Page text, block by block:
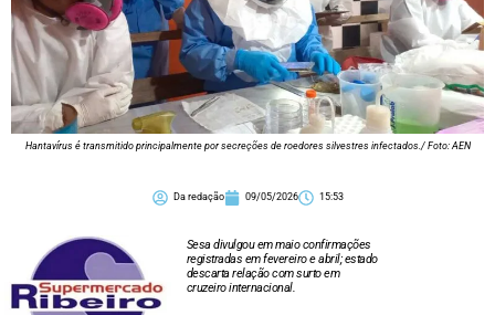
Hantavírus é transmitido principalmente por secreções de roedores silvestres infectados./ Foto: AEN
Da redação 09/05/2026 15:53
Sesa divulgou em maio confirmações
registradas em fevereiro e abril; estado
descarta relação com surto em
cruzeiro internacional.